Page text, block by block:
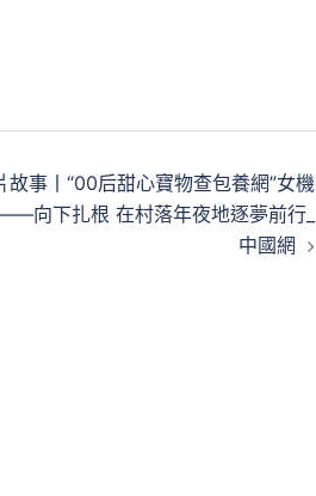
故事丨“00后甜心寶物查包養網”女機
向下扎根 在村落年夜地逐夢前行_
中國網